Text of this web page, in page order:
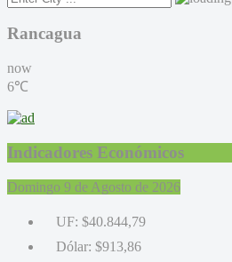
Rancagua
now
6℃
Indicadores Económicos
Domingo 9 de Agosto de 2026
UF: $40.844,79
Dólar: $913,86